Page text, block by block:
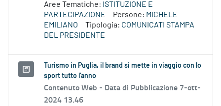
Aree Tematiche: ISTITUZIONE E
PARTECIPAZIONE
Persone: MICHELE
EMILIANO
Tipologia: COMUNICATI STAMPA
DEL PRESIDENTE
Turismo in Puglia, il brand si mette in viaggio con lo
sport tutto l'anno
Contenuto Web - Data di Pubblicazione 7-ott-
2024 13.46